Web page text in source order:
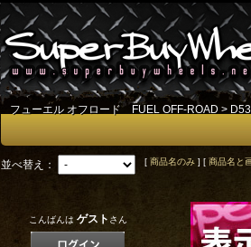
フューエル オフロード FUEL OFF-ROAD >
並べ替え： [ 商品名のみ ] [ 商品名と
こんばんは ゲスト さん